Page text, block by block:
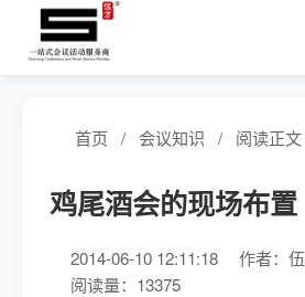
首页 / 会议知识 / 阅读正文
鸡尾酒会的现场布置
2014-06-10 12:11:18
作者：
阅读量：13375